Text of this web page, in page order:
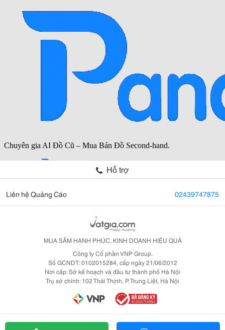
Hỗ trợ
Liên hệ Quảng Cáo 02439747875
MUA SẮM HẠNH PHÚC, KINH DOANH HIỆU QUẢ
Công ty Cổ phần VNP Group.
Số GCNDT: 0102015284, cấp ngày 21/06/2012
Nơi cấp: Sở kế hoạch và đầu tư thành phố Hà Nội
Trụ sở chính: 102 Thái Thịnh, P. Trung Liệt, Hà Nội